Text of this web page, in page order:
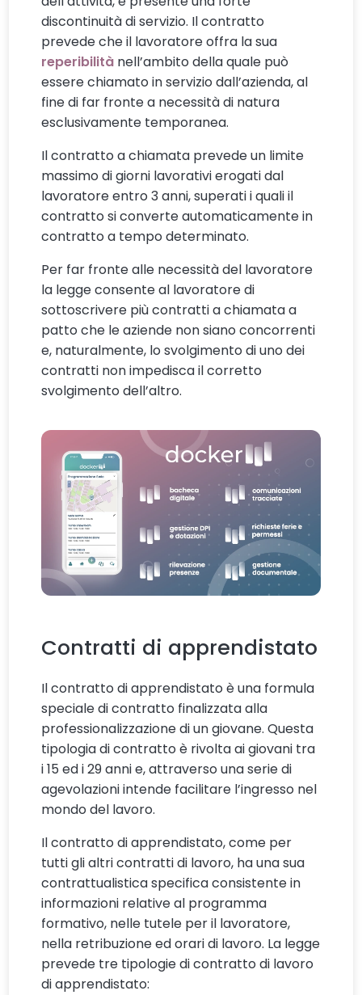
discontinuità di servizio. Il contratto
prevede che il lavoratore offra la sua
reperibilità nell’ambito della quale può
essere chiamato in servizio dall’azienda, al
fine di far fronte a necessità di natura
esclusivamente temporanea.
Il contratto a chiamata prevede un limite
massimo di giorni lavorativi erogati dal
lavoratore entro 3 anni, superati i quali il
contratto si converte automaticamente in
contratto a tempo determinato.
Per far fronte alle necessità del lavoratore
la legge consente al lavoratore di
sottoscrivere più contratti a chiamata a
patto che le aziende non siano concorrenti
e, naturalmente, lo svolgimento di uno dei
contratti non impedisca il corretto
svolgimento dell’altro.
Contratti di apprendistato
Il contratto di apprendistato è una formula
speciale di contratto finalizzata alla
professionalizzazione di un giovane. Questa
tipologia di contratto è rivolta ai giovani tra
i 15 ed i 29 anni e, attraverso una serie di
agevolazioni intende facilitare l’ingresso nel
mondo del lavoro.
Il contratto di apprendistato, come per
tutti gli altri contratti di lavoro, ha una sua
contrattualistica specifica consistente in
informazioni relative al programma
formativo, nelle tutele per il lavoratore,
nella retribuzione ed orari di lavoro. La legge
prevede tre tipologie di contratto di lavoro
di apprendistato: